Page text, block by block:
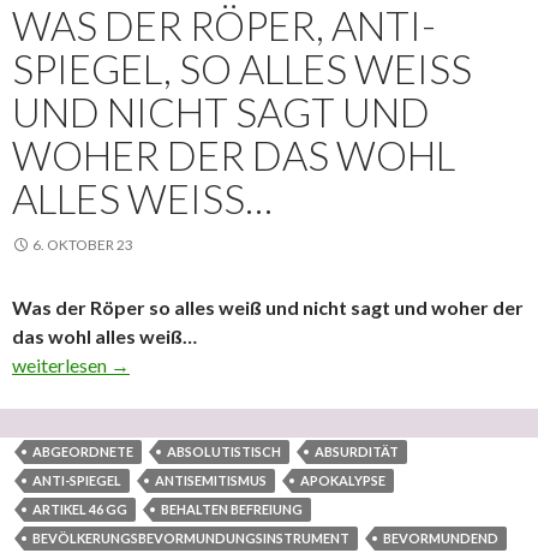
WAS DER RÖPER, ANTI-
SPIEGEL, SO ALLES WEISS U
ND NICHT SAGT UND W
OHER DER DAS WOHL A
LLES WEISS…
6. OKTOBER 23
Was der Röper so alles weiß und nicht sagt und woher der
das wohl alles weiß…
Was der Röper, Anti-Spiegel, so alles weiß und nicht sagt und
weiterlesen →
ABGEORDNETE ABSOLUTISTISCH
ABSURDITÄT
ANTI-SPIEGEL
ANTISEMITISMUS
APOKALYPSE
ARTIKEL 46 GG
BEHALTEN BEFREIUNG
BEVÖLKERUNGSBEVORMUNDUNGSINSTRUMENT
BEVORMUNDEND